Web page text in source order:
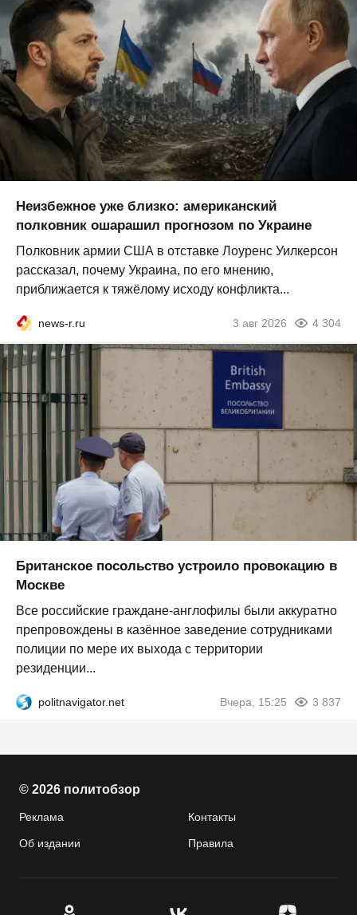
Неизбежное уже близко: американский
полковник ошарашил прогнозом по Украине
Полковник армии США в отставке Лоуренс Уилкерсон
рассказал, почему Украина, по его мнению,
приближается к тяжёлому исходу конфликта...
news-r.ru 3 авг 2026 4 304
Британское посольство устроило провокацию в
Москве
Все российские граждане-англофилы были аккуратно
препровождены в казённое заведение сотрудниками
полиции по мере их выхода с территории
резиденции...
politnavigator.net Вчера, 15:25 3 837
© 2026 политобзор
Реклама Контакты
Об издании Правила